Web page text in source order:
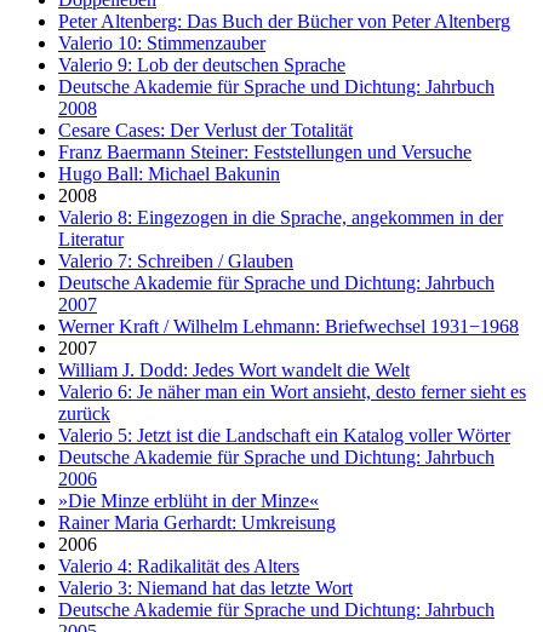
Peter Altenberg: Das Buch der Bücher von Peter Altenberg
Valerio 10: Stimmenzauber
Valerio 9: Lob der deutschen Sprache
Deutsche Akademie für Sprache und Dichtung: Jahrbuch
2008
Cesare Cases: Der Verlust der Totalität
Franz Baermann Steiner: Feststellungen und Versuche
Hugo Ball: Michael Bakunin
2008
Valerio 8: Eingezogen in die Sprache, angekommen in der
Literatur
Valerio 7: Schreiben / Glauben
Deutsche Akademie für Sprache und Dichtung: Jahrbuch
2007
Werner Kraft / Wilhelm Lehmann: Briefwechsel 1931−1968
2007
William J. Dodd: Jedes Wort wandelt die Welt
Valerio 6: Je näher man ein Wort ansieht, desto ferner sieht es
zurück
Valerio 5: Jetzt ist die Landschaft ein Katalog voller Wörter
Deutsche Akademie für Sprache und Dichtung: Jahrbuch
2006
»Die Minze erblüht in der Minze«
Rainer Maria Gerhardt: Umkreisung
2006
Valerio 4: Radikalität des Alters
Valerio 3: Niemand hat das letzte Wort
Deutsche Akademie für Sprache und Dichtung: Jahrbuch